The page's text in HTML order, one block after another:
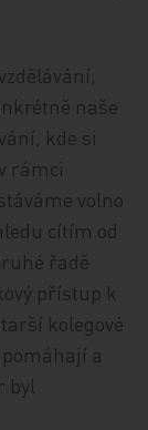
naše
kde si
rámci
volno
cítím od
řadě
přístup k
kolegové
a
byl